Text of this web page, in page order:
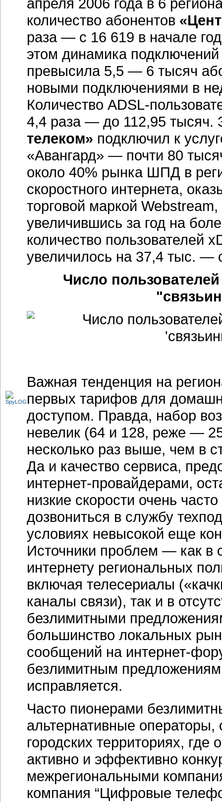
количество абонентов
раза — с 16 619 в начале
этом динамика
превысила 5,5 — 6 тысяч
новыми подключениями в
Количество ADSL-
4,4 раза — до 112,95 тысяч.
телеком» подключил к
«Авангард» — почти 80
около 40% рынка ШПД в
скоростного интернета,
торговой маркой
увеличившись за год на
количество пользователей
увеличилось на 37,4 тыс. —
Число
Важная тенденция на
первых тарифов для
доступом. Правда, набор
невелик (64 и 128, реже —
несколько раз выше, чем в
Да и качество сервиса,
интернет-провайдерами,
низкие скорости очень
дозвониться в службу
условиях невысокой еще
Источники проблем — как в
интернету региональных
включая телесериалы
каналы связи), так и в
безлимитными
большинство локальных
сообщений на интернет-
безлимитным
исправляется.
Часто пионерами
альтернативные
городских территориях,
активно и эффективно
межрегиональными
компания “Цифровые